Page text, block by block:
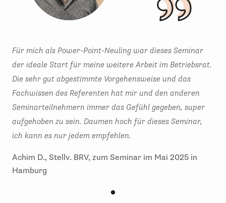
Für mich als Power-Point-Neuling war dieses Seminar
der ideale Start für meine weitere Arbeit im Betriebsrat.
Die sehr gut abgestimmte Vorgehensweise und das
Fachwissen des Referenten hat mir und den anderen
Seminarteilnehmern immer das Gefühl gegeben, super
aufgehoben zu sein. Daumen hoch für dieses Seminar,
ich kann es nur jedem empfehlen.
Achim D., Stellv. BRV, zum Seminar im Mai 2025 in
Hamburg